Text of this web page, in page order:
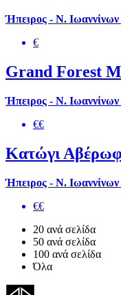
Ήπειρος - Ν.
€
Grand Forest
Ήπειρος - Ν.
€€
Κατώγι
Ήπειρος - Ν.
€€
20 ανά σελίδα
50 ανά σελίδα
100 ανά σελίδα
Όλα